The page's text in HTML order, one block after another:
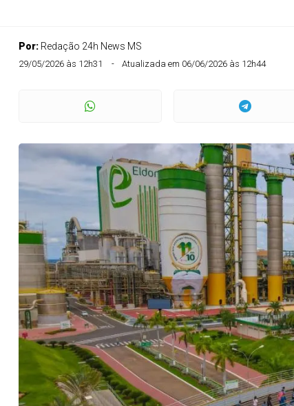
Por: Redação 24h News MS
29/05/2026 às 12h31 Atualizada em 06/06/2026 às 12h44